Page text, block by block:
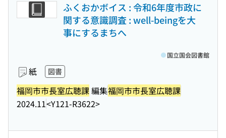
ふくおかボイス : 令和6年度市政に
関する意識調査 : well-beingを大
事にするまちへ
紙 図書
福岡市市長室広聴課編集福岡市市長室広聴課
2024.11<Y121-R3622>
国立国会図書館